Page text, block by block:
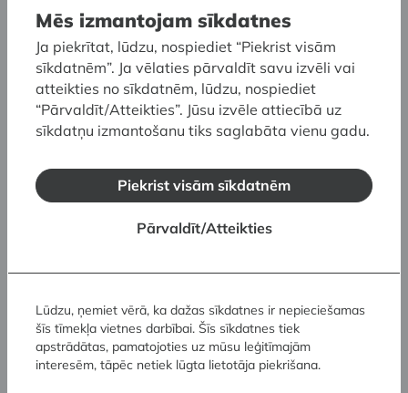
zālēs (01.06.–04.08.2024.);
Annemarijas Gulbes, Annas Ansones un
Krišjāņa Elvika darbs “Slāpes” izstādē “ Iekāres
vārdā” Latvijas Nacionālā mākslas muzeja
Lielajā zālē (27.04.–28.07.2024.);
nanometriem” grupas izstādē “Jaunā adrese:
Ēdene” Kim? Laikmetīgās mākslas centrā
(08.06.–28.07.2024.).
Eksperti 2023.–2024. gadā
Laika posmā no 2023. gada 1. janvāra līdz
2024. gada 31. decembrim Purvīša balvas 2025
neatkarīgo ekspertu darba grupā strādā:
Mēs izmantojam sīkdatnes
Ja piekrītat, lūdzu, nospiediet “Piekrist visām
sīkdatnēm”. Ja vēlaties pārvaldīt savu izvēli vai
atteikties no sīkdatnēm, lūdzu, nospiediet
“Pārvaldīt/Atteikties”. Jūsu izvēle attiecībā uz
sīkdatņu izmantošanu tiks saglabāta vienu gadu.
Piekrist visām sīkdatnēm
Pārvaldīt/Atteikties
Lūdzu, ņemiet vērā, ka dažas sīkdatnes ir nepieciešamas
šīs tīmekļa vietnes darbībai. Šīs sīkdatnes tiek
apstrādātas, pamatojoties uz mūsu leģitīmajām
interesēm, tāpēc netiek lūgta lietotāja piekrišana.